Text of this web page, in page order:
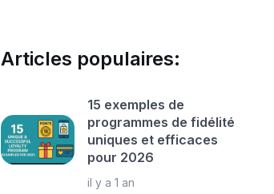
Articles populaires:
15 exemples de
programmes de fidélité
uniques et efficaces
pour 2026
il y a 1 an